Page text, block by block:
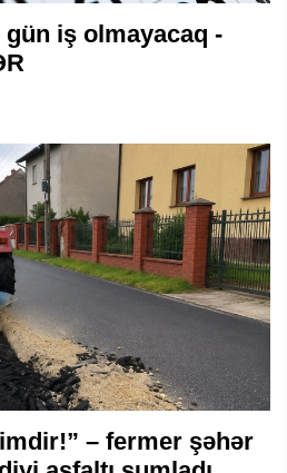
iş olmayacaq -
– fermer şəhər